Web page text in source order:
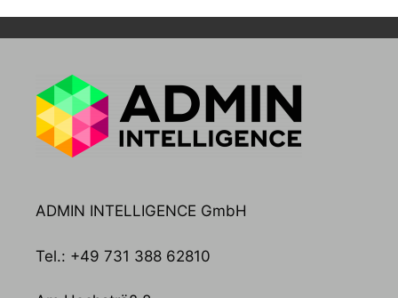
ADMIN INTELLIGENCE GmbH
Tel.: +49 731 388 62810